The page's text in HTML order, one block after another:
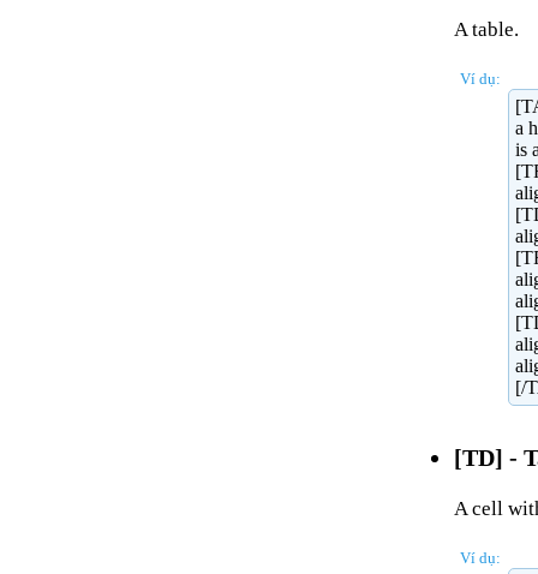
A table.
Ví dụ:
a
is
[/
[TD] -
A cell
Ví dụ: